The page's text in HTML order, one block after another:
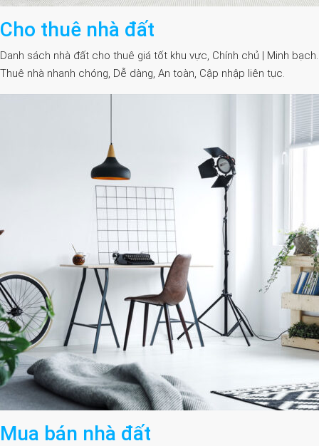
Cho thuê nhà đất
Danh sách nhà đất cho thuê giá tốt khu vực, Chính chủ | Minh bạch.
Thuê nhà nhanh chóng, Dễ dàng, An toàn, Cập nhập liên tục.
Mua bán nhà đất